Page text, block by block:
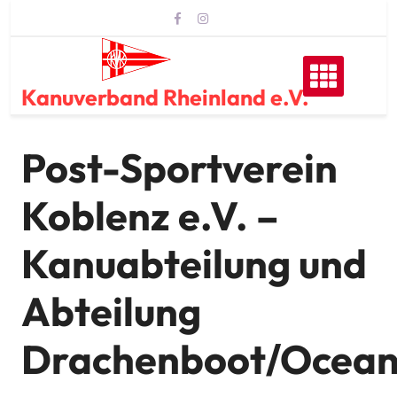
Kanuverband Rheinland e.V.
Post-Sportverein
Koblenz e.V. –
Kanuabteilung und
Abteilung
Drachenboot/